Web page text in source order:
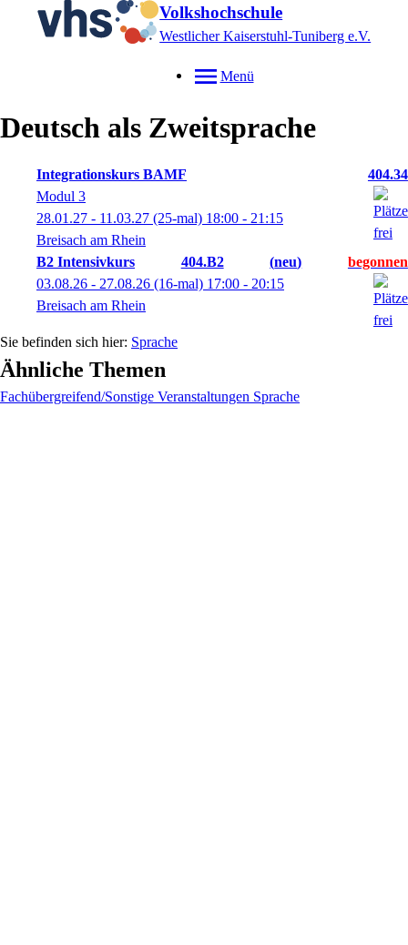
Volkshochschule
Westlicher Kaiserstuhl-Tuniberg e.V.
Menü
Deutsch als Zweitsprache
Integrationskurs BAMF
404.34
Modul 3
28.01.27 - 11.03.27 (25-mal) 18:00 - 21:15
Breisach am Rhein
B2 Intensivkurs
404.B2
neu
03.08.26 - 27.08.26 (16-mal) 17:00 - 20:15
Breisach am Rhein
Sprache
Ähnliche Themen
Fachübergreifend/Sonstige Veranstaltungen Sprache